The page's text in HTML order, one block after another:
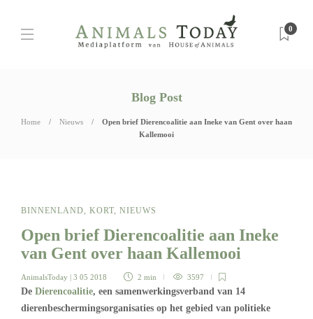
0
Blog Post
Home Nieuws
Open brief Dierencoalitie aan Ineke van Gent over haan
Kallemooi
BINNENLAND, KORT, NIEUWS
Open brief Dierencoalitie aan Ineke
van Gent over haan Kallemooi
AnimalsToday | 3 05 2018 2 min 3597
De Dierencoalitie, een samenwerkingsverband van 14
dierenbeschermingsorganisaties op het gebied van politieke